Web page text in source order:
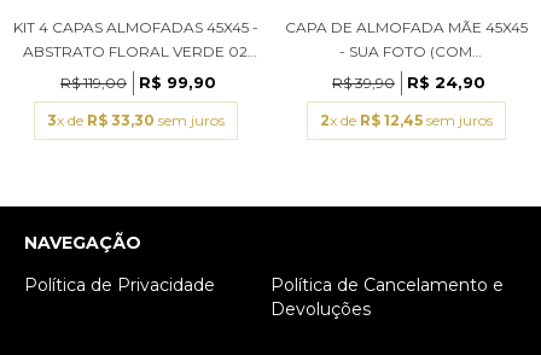
KIT 4 CAPAS ALMOFADAS 45X45 -
ABSTRATO FLORAL VERDE 02
(COM ENCHIMENTOS)
R$ 119,00 R$ 99,90
3x de R$ 33,30 sem juros
CAPA DE ALMOFADA MÃE 45X45
- SUA FOTO (COM
ENCHIMENTOS)
R$ 39,90 R$ 24,90
2x de R$ 12,45sem juros
NAVEGAÇÃO
Política de Privacidade
Política de Cancelamento e
Devoluções